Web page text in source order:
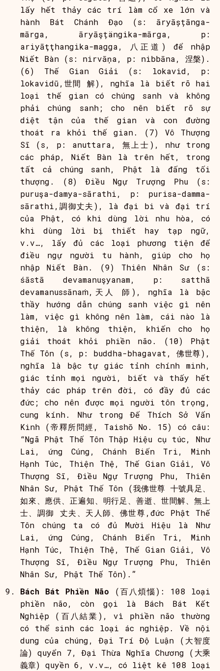
lấy hết thảy các trí làm cổ xe lớn và
hành Bát Chánh Đạo (s: āryāșțānga-
mārga, āryāşțängika-mārga, p:
ariyāţţhangika-magga, 八正道) để nhập
Niết Bàn (s: nirvāņa, p: nibbāna, 涅槃).
(6) Thế Gian Giải (s: lokavid, p:
lokavidū,世間 解), nghĩa là biết rõ hai
loại thế gian có chúng sanh và không
phải chúng sanh; cho nên biết rõ sự
diệt tận của thế gian và con đường
thoát ra khỏi thế gian. (7) Vô Thượng
Sĩ (s, p: anuttara, 無上士), như trong
các pháp, Niết Bàn là trên hết, trong
tất cả chúng sanh, Phật là đấng tối
thượng. (8) Điều Ngự Trượng Phu (s:
puruşa-damya-sārathi, p: purisa-damma-
sārathi,調御丈夫), là đại bi và đại trí
của Phật, có khi dùng lời nhu hòa, có
khi dùng lời bị thiết hay tạp ngữ,
v.v…, lấy đủ các loại phương tiện để
điều ngự người tu hành, giúp cho họ
nhập Niết Bàn. (9) Thiên Nhân Sư (s:
śāstā devamanuşyanam, p: satthā
devamanussānaṁ,天人 師), nghĩa là bậc
thầy hướng dẫn chúng sanh việc gì nên
làm, việc gì không nên làm, cái nào là
thiện, là không thiện, khiến cho họ
giải thoát khỏi phiền não. (10) Phật
Thế Tôn (s, p: buddha-bhagavat, 佛世尊),
nghĩa là bậc tự giác tỉnh chính minh,
giác tỉnh mọi người, biết và thấy hết
thảy các pháp trên đời, có đầy đủ các
đức; cho nên được mọi người tôn trọng,
cung kính. Như trong Đế Thích Sở Vấn
Kinh (帝釋所問經, Taishō No. 15) có câu:
“Ngã Phật Thế Tôn Thập Hiệu cụ túc, Như
Lai, ứng Cúng, Chánh Biến Tri, Minh
Hạnh Túc, Thiện Thệ, Thế Gian Giải, Vô
Thượng Sĩ, Điều Ngự Trượng Phu, Thiên
Nhân Sư, Phật Thế Tôn (我佛世尊 十號具足、
如來、應供、正遍知、明行足、善逝、世間解、無上
士、調御 丈夫、天人師、佛世尊,đức Phật Thế
Tôn chúng ta có đủ Mười Hiệu là Như
Lai, ứng Cúng, Chánh Biển Tri, Minh
Hạnh Túc, Thiện Thệ, Thế Gian Giải, Vô
Thượng Sĩ, Điều Ngự Trượng Phu, Thiên
Nhân Sư, Phật Thế Tôn).”
Bách Bát Phiền Não (百八煩惱): 108 loại
phiền não, còn gọi là Bách Bát Kết
Nghiệp (百八結業), vì phiền não thường
có thể sinh các loại ác nghiệp. Về nội
dung của chúng, Đại Trí Độ Luận (大智度
論) quyển 7, Đại Thừa Nghĩa Chương (大乘
義章) quyền 6, v.v…, có liệt kê 108 loại